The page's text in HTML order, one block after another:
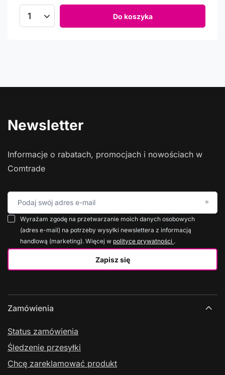
Do koszyka
Newsletter
Informacje o rabatach, promocjach i nowościach w
Comtrade
Podaj swój adres e-mail
Zapisz się
Wyrażam zgodę na przetwarzanie moich danych osobowych
(adres e-mail) na potrzeby wysyłki newslettera z informacją
handlową (marketing). Więcej w polityce prywatności .
Zamówienia
Status zamówienia
Śledzenie przesyłki
Chcę zareklamować produkt